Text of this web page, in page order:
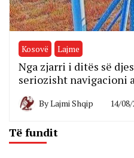
Kosovë Lajme
Nga zjarri i ditës së
seriozisht navigacioni
ByLajmi Shqip 14/
Të fundit